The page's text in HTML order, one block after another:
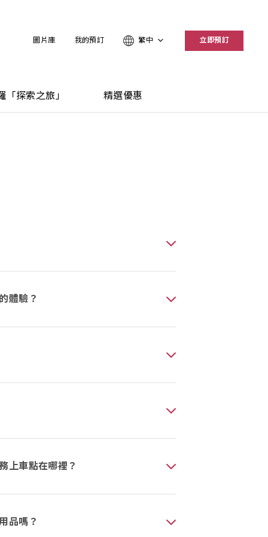
圖片庫 我的預訂 繁中 立即預訂
「探索之旅」 精選優惠
體驗？
上車點在哪裡？
品嗎？